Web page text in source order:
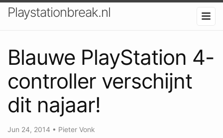
Playstationbreak.nl
Blauwe PlayStation 4-
controller verschijnt
dit najaar!
Jun 24, 2014 • Pieter Vonk